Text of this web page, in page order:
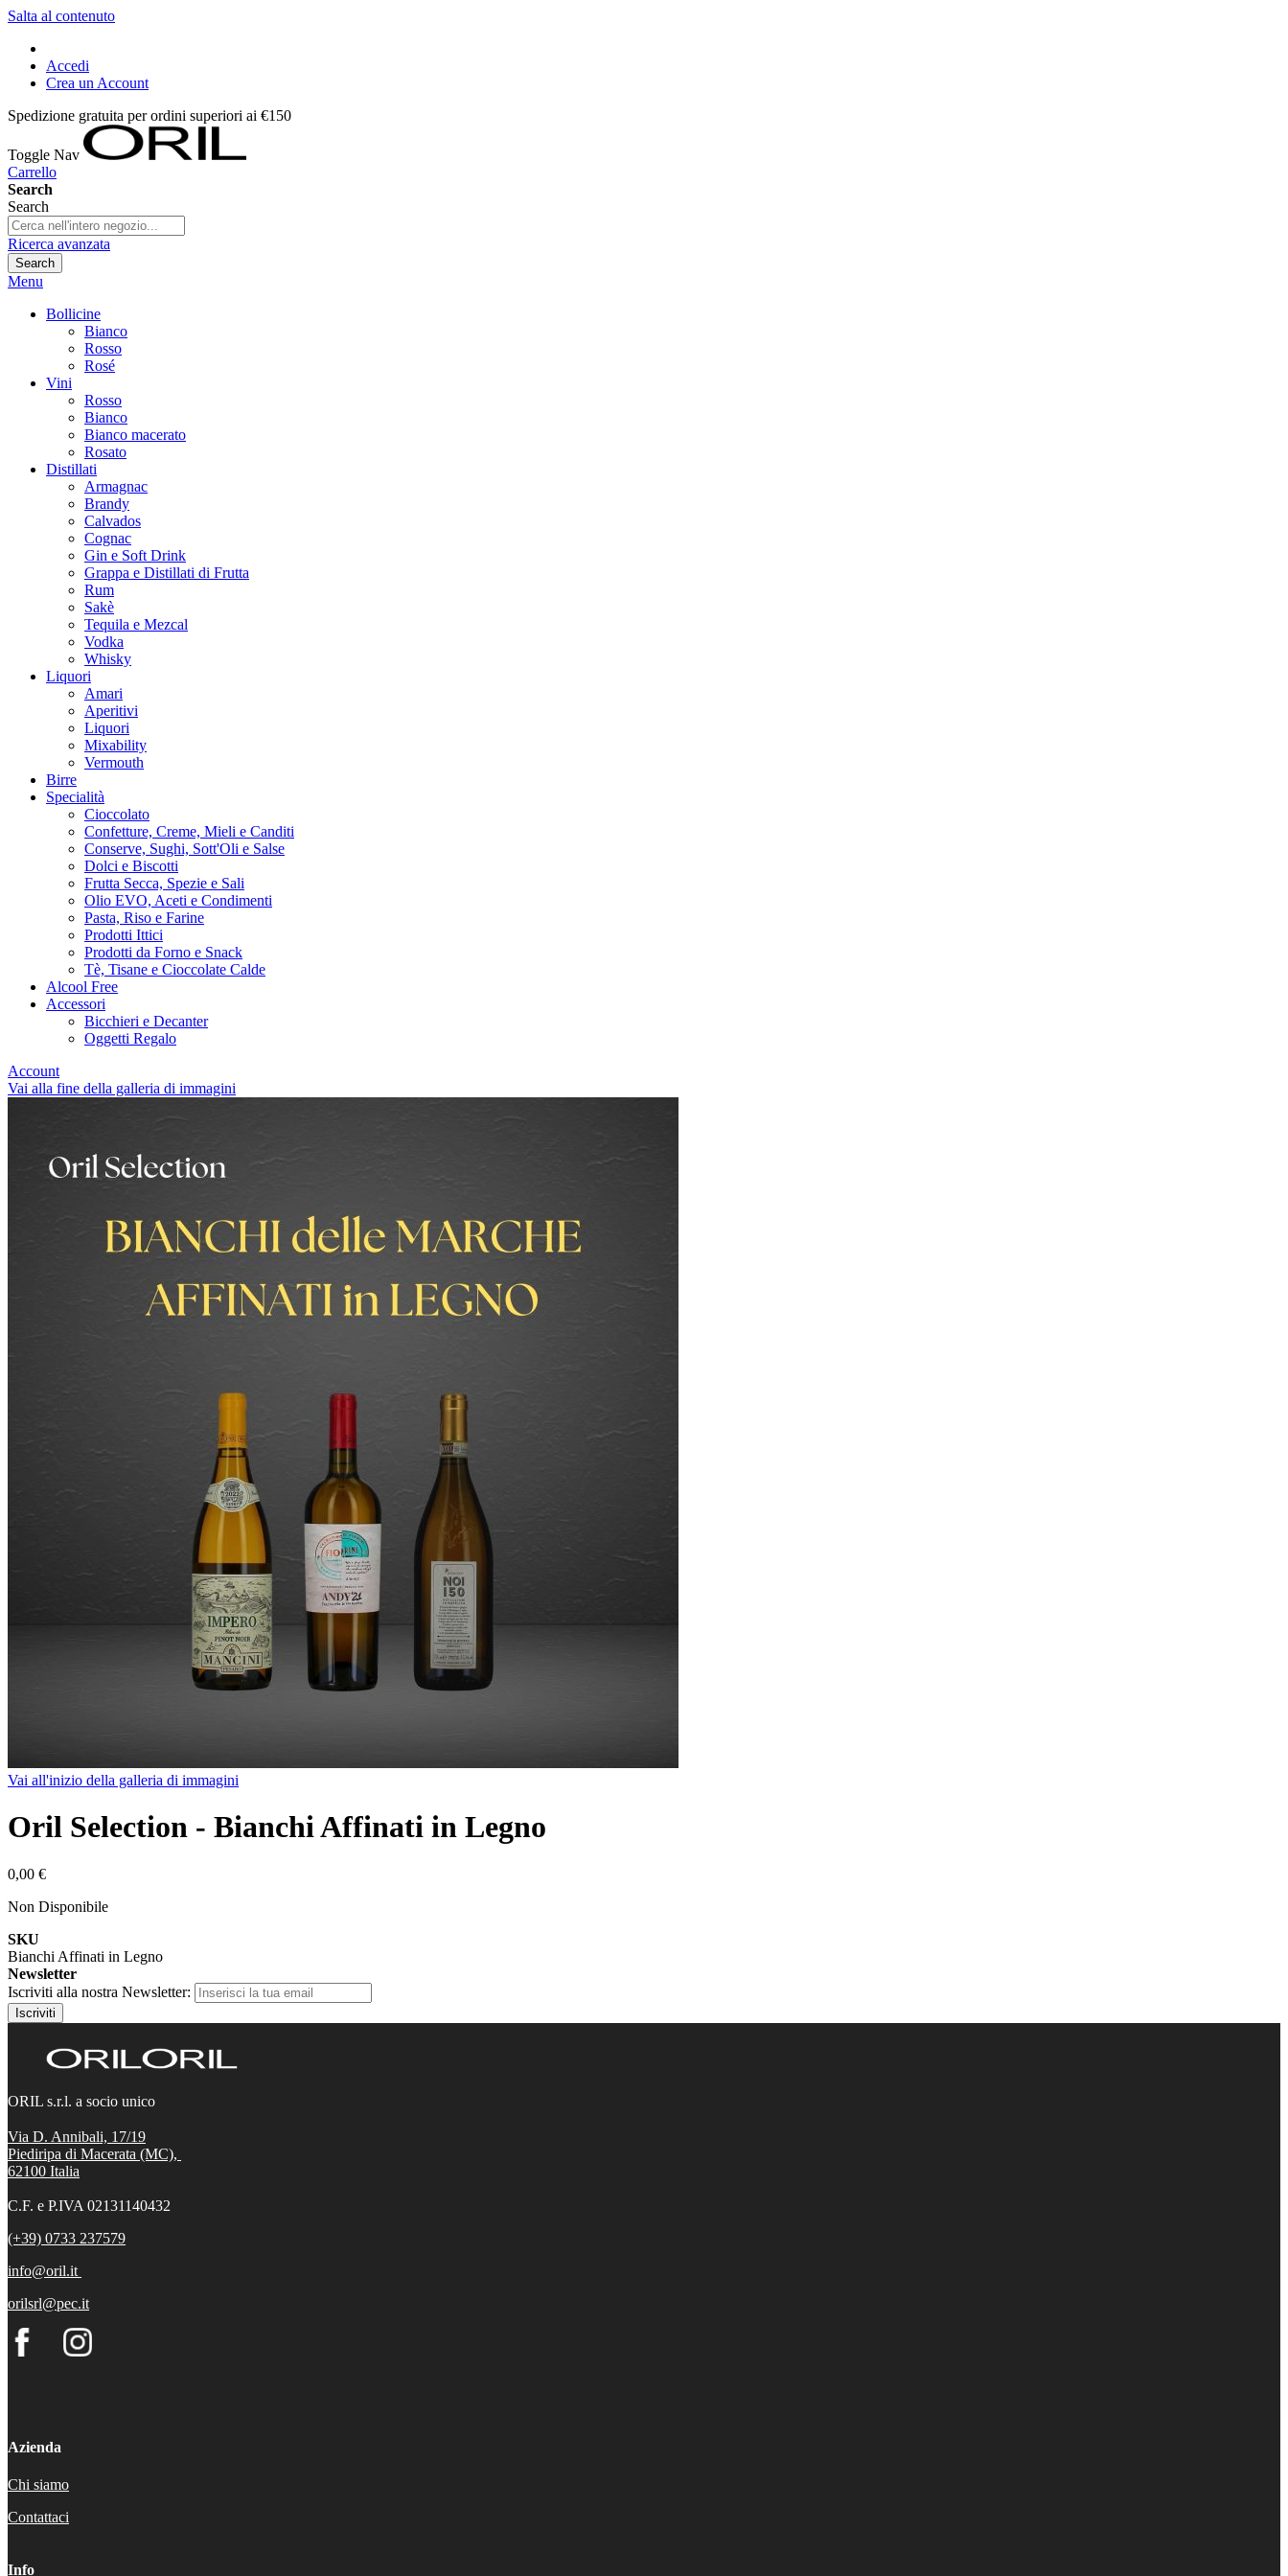
Salta al contenuto
Accedi
Crea un Account
Spedizione gratuita per ordini superiori ai €150
Toggle Nav
Carrello
Search
Search
Ricerca avanzata
Search
Menu
Bollicine
Bianco
Rosso
Rosé
Vini
Rosso
Bianco
Bianco macerato
Rosato
Distillati
Armagnac
Brandy
Calvados
Cognac
Gin e Soft Drink
Grappa e Distillati di Frutta
Rum
Sakè
Tequila e Mezcal
Vodka
Whisky
Liquori
Amari
Aperitivi
Liquori
Mixability
Vermouth
Birre
Specialità
Cioccolato
Confetture, Creme, Mieli e Canditi
Conserve, Sughi, Sott'Oli e Salse
Dolci e Biscotti
Frutta Secca, Spezie e Sali
Olio EVO, Aceti e Condimenti
Pasta, Riso e Farine
Prodotti Ittici
Prodotti da Forno e Snack
Tè, Tisane e Cioccolate Calde
Alcool Free
Accessori
Bicchieri e Decanter
Oggetti Regalo
Account
Vai alla fine della galleria di immagini
Vai all'inizio della galleria di immagini
Oril Selection - Bianchi Affinati in Legno
0,00 €
Non Disponibile
SKU
Bianchi Affinati in Legno
Newsletter
Iscriviti alla nostra Newsletter:
Iscriviti
ORIL s.r.l. a socio unico
Via D. Annibali, 17/19
Piediripa di Macerata (MC),
62100 Italia
C.F. e P.IVA 02131140432
(+39) 0733 237579
info@oril.it
orilsrl@pec.it
Azienda
Chi siamo
Contattaci
Info